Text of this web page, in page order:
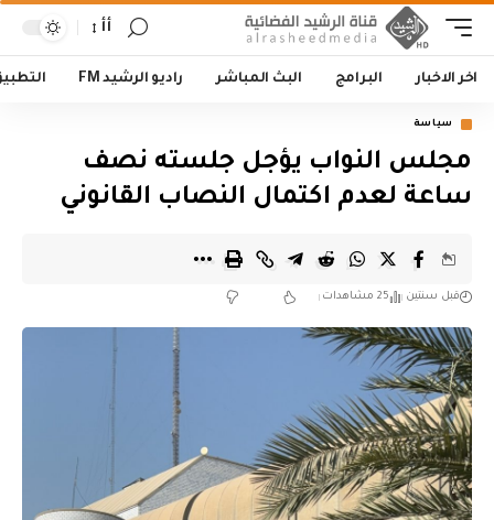
أأ
اخر الاخبار البرامج البث المباشر راديو الرشيد FM
سياسة
مجلس النواب يؤجل جلسته نصف
ساعة لعدم اكتمال النصاب القانوني
قبل سنتين 25 مشاهدات